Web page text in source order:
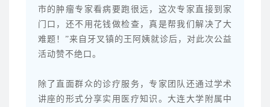
市的肿瘤专家看病要跑很远，这次专家直接到家
门口，还不用花钱做检查，真是帮我们解决了大
难题！”来自牙叉镇的王阿姨就诊后，对此次公益
活动赞不绝口。
除了直面群众的诊疗服务，专家团队还通过学术
讲座的形式分享实用医疗知识。大连大学附属中